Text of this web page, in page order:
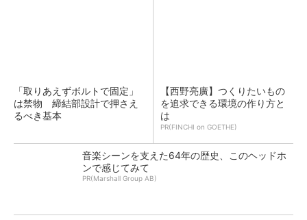
「取りあえずボルトで固定」
は禁物 締結部設計で押さえ
るべき基本
【西野亮廣】つくりたいもの
を追求できる環境の作り方と
は
PR(FINCHI on GOETHE)
音楽シーンを支えた64年の歴史、このヘッドホ
ンで感じてみて
PR(Marshall Group AB)